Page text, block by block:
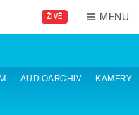
ŽIVĚ MENU
AUDIOARCHIV KAMERY